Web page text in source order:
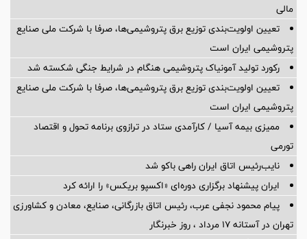
مالی
تعیین اولویت‌بندی توزیع برق پتروشیمی‌ها، صرفا با شرکت ملی صنایع
پتروشیمی ایران است
رکورد تولید آمونیاک پتروشیمی هنگام در شرایط جنگی شکسته شد
تعیین اولویت‌بندی توزیع برق پتروشیمی‌ها، صرفا با شرکت ملی صنایع
پتروشیمی ایران است
ممیزی بیمه آسیا / کارآمدی ستاد در ترازوی برنامه تحول و اقتصاد
تورمی
نایب‌رئیس اتاق ایران راهی باکو شد
ایران پیشنهاد برگزاری دوره‌ای «اکسپو بریکس» را ارائه کرد
پیام محمود نجفی عرب، رئیس اتاق بازرگانی، صنایع، معادن و کشاورزی
تهران در آستانه 17 مرداد ، روز خبرنگار